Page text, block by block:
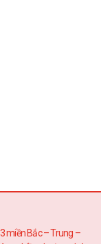
miền Bắc – Trung –